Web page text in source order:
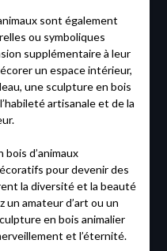
sont également
ou symboliques
supplémentaire à leur
un espace intérieur,
une sculpture en bois
artisanale et de la
d’animaux
pour devenir des
la diversité et la beauté
un amateur d’art ou un
en bois animalier
et l’éternité.